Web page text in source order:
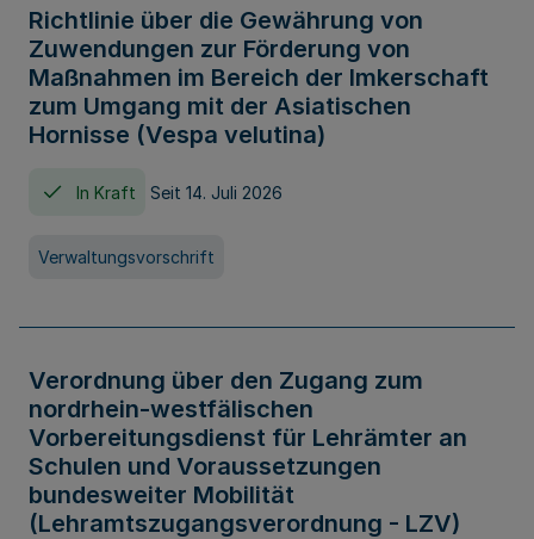
Richtlinie über die Gewährung von
Zuwendungen zur Förderung von
Maßnahmen im Bereich der Imkerschaft
zum Umgang mit der Asiatischen
Hornisse (Vespa velutina)
In Kraft Seit 14. Juli 2026
Verwaltungsvorschrift
Verordnung über den Zugang zum
nordrhein-westfälischen
Vorbereitungsdienst für Lehrämter an
Schulen und Voraussetzungen
bundesweiter Mobilität
(Lehramtszugangsverordnung - LZV)